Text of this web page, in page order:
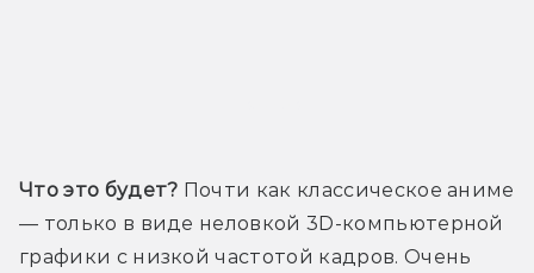
Что это будет? Почти как классическое аниме
— только в виде неловкой 3D-компьютерной
графики с низкой частотой кадров. Очень